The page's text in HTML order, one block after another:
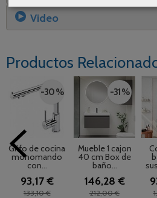
Video
Productos
-30 %
Grifo de cocina
monomando
con...
93,17 €
133,10 €
-31 %
Mueble 1 cajon
40 cm Box de
baño...
146,28 €
212,00 €